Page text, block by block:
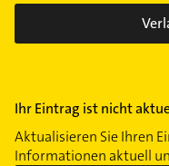
Ihr Eintrag ist nicht
Aktualisieren Sie Ihren
Informationen aktuell